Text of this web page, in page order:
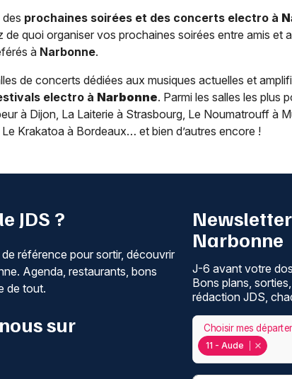
prochaines soirées et des concerts electro à
de quoi organiser vos prochaines soirées entre amis et
à Narbonne.
de concerts dédiées aux musiques actuelles et
electro à Narbonne. Parmi les salles les plus
à Dijon, La Laiterie à Strasbourg, Le Noumatrouff à
Le Krakatoa à Bordeaux… et bien d’autres encore !
JDS ?
référence pour sortir, découvrir
Agenda, restaurants, bons
de tout.
sur
Narbonne
J-6 avant votre
Bons plans,
rédaction JDS,
11 - Aude
Choisir mes